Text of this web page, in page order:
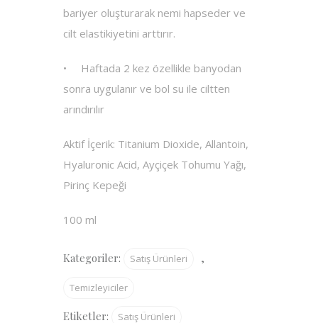
bariyer oluşturarak nemi hapseder ve
cilt elastikiyetini arttırır.
•
Haftada 2 kez özellikle banyodan
sonra uygulanır ve bol su ile ciltten
arındırılır
Aktif İçerik: Titanium Dioxide, Allantoin,
Hyaluronic Acid, Ayçiçek Tohumu Yağı,
Pirinç Kepeği
100 ml
Kategoriler: Satış Ürünleri ,
Temizleyiciler
Etiketler: Satış Ürünleri